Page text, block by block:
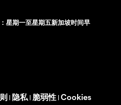
星期一至星期五新加坡时间早
| 隐私 | 脆弱性 | Cookies